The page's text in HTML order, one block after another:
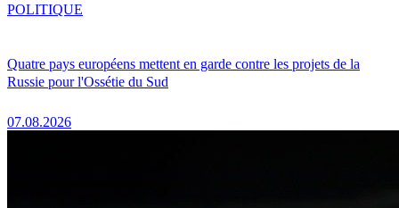
Quatre pays européens mettent en garde contre les projets de la
Russie pour l'Ossétie du Sud
07.08.2026
POLITIQUE